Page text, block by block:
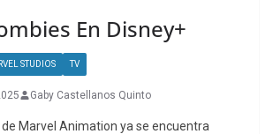
En Disney+
STUDIOS TV
Gaby Castellanos Quinto
Marvel Animation ya se encuentra